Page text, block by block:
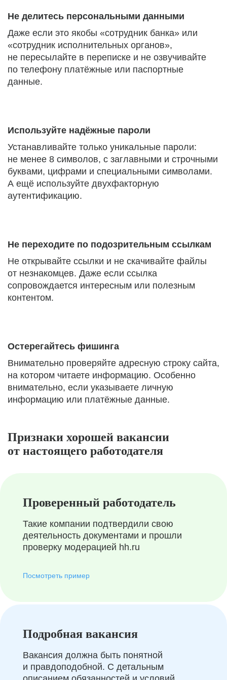
Не делитесь персональными данными
Даже если это якобы «сотрудник банка» или
«сотрудник исполнительных органов»,
не пересылайте в переписке и не озвучивайте
по телефону платёжные или паспортные
данные.
Используйте надёжные пароли
Устанавливайте только уникальные пароли:
не менее 8 символов, с заглавными и строчными
буквами, цифрами и специальными символами.
А ещё используйте двухфакторную
аутентификацию.
Не переходите по подозрительным ссылкам
Не открывайте ссылки и не скачивайте файлы
от незнакомцев. Даже если ссылка
сопровождается интересным или полезным
контентом.
Остерегайтесь фишинга
Внимательно проверяйте адресную строку сайта,
на котором читаете информацию. Особенно
внимательно, если указываете личную
информацию или платёжные данные.
Признаки хорошей вакансии
от настоящего работодателя
Проверенный работодатель
Такие компании подтвердили свою
деятельность документами и прошли
проверку модерацией hh.ru
Посмотреть пример
Подробная вакансия
Вакансия должна быть понятной
и правдоподобной. С детальным